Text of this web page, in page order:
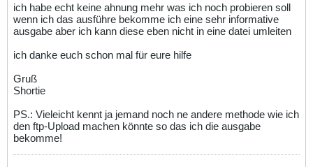
ich habe echt keine ahnung mehr was ich noch probieren soll
wenn ich das ausführe bekomme ich eine sehr informative
ausgabe aber ich kann diese eben nicht in eine datei umleiten
ich danke euch schon mal für eure hilfe
Gruß
Shortie
PS.: Vieleicht kennt ja jemand noch ne andere methode wie ich
den ftp-Upload machen könnte so das ich die ausgabe
bekomme!